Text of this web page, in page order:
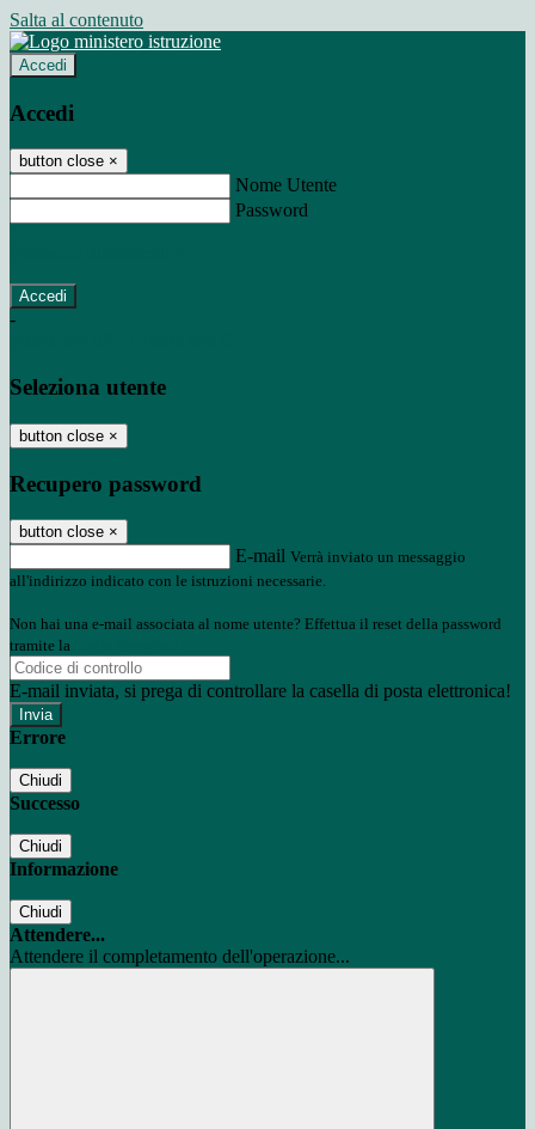
Salta al contenuto
Accedi
Accedi
button close ×
Nome Utente
Password
-
Seleziona utente
button close ×
Recupero password
button close ×
E-mail Verrà inviato un messaggio
all'indirizzo indicato con le istruzioni necessarie.
Non hai una e-mail associata al nome utente? Effettua il reset della password
tramite la
E-mail inviata, si prega di controllare la casella di posta elettronica!
Errore
Chiudi
Successo
Chiudi
Informazione
Chiudi
Attendere...
Attendere il completamento dell'operazione...